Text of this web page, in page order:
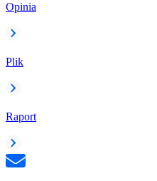
Opinia
Plik
Raport